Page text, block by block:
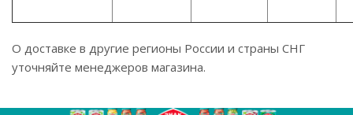
О доставке в другие регионы России и страны СНГ
уточняйте менеджеров магазина.